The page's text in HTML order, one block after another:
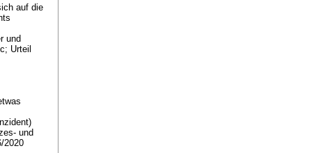
auf die
und
Urteil
und
2020